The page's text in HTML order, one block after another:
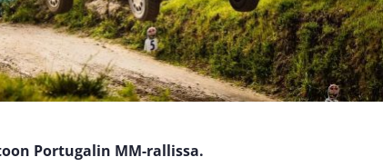
Portugalin MM-rallissa.